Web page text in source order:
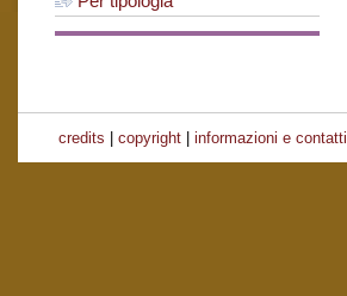
credits copyright| informazioni e contatti